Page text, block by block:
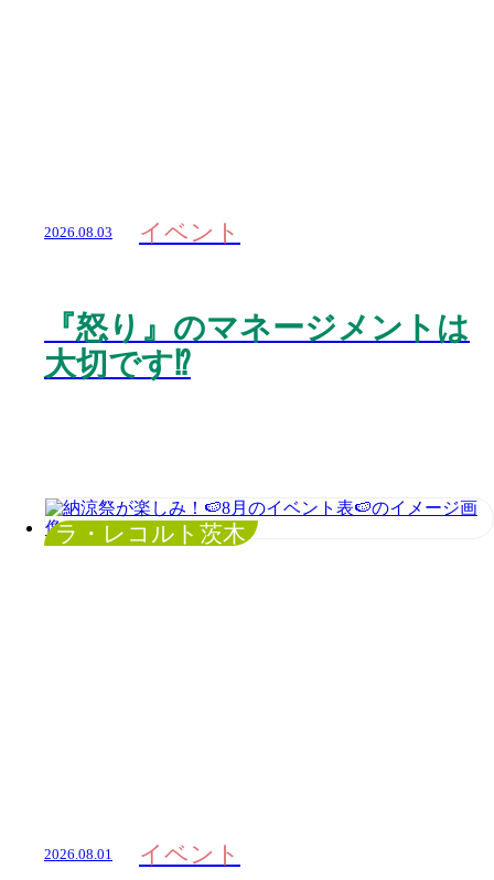
2026.08.03 イベント
『怒り』のマネージメントは
大切です⁉️
ラ・レコルト茨木
2026.08.01 イベント